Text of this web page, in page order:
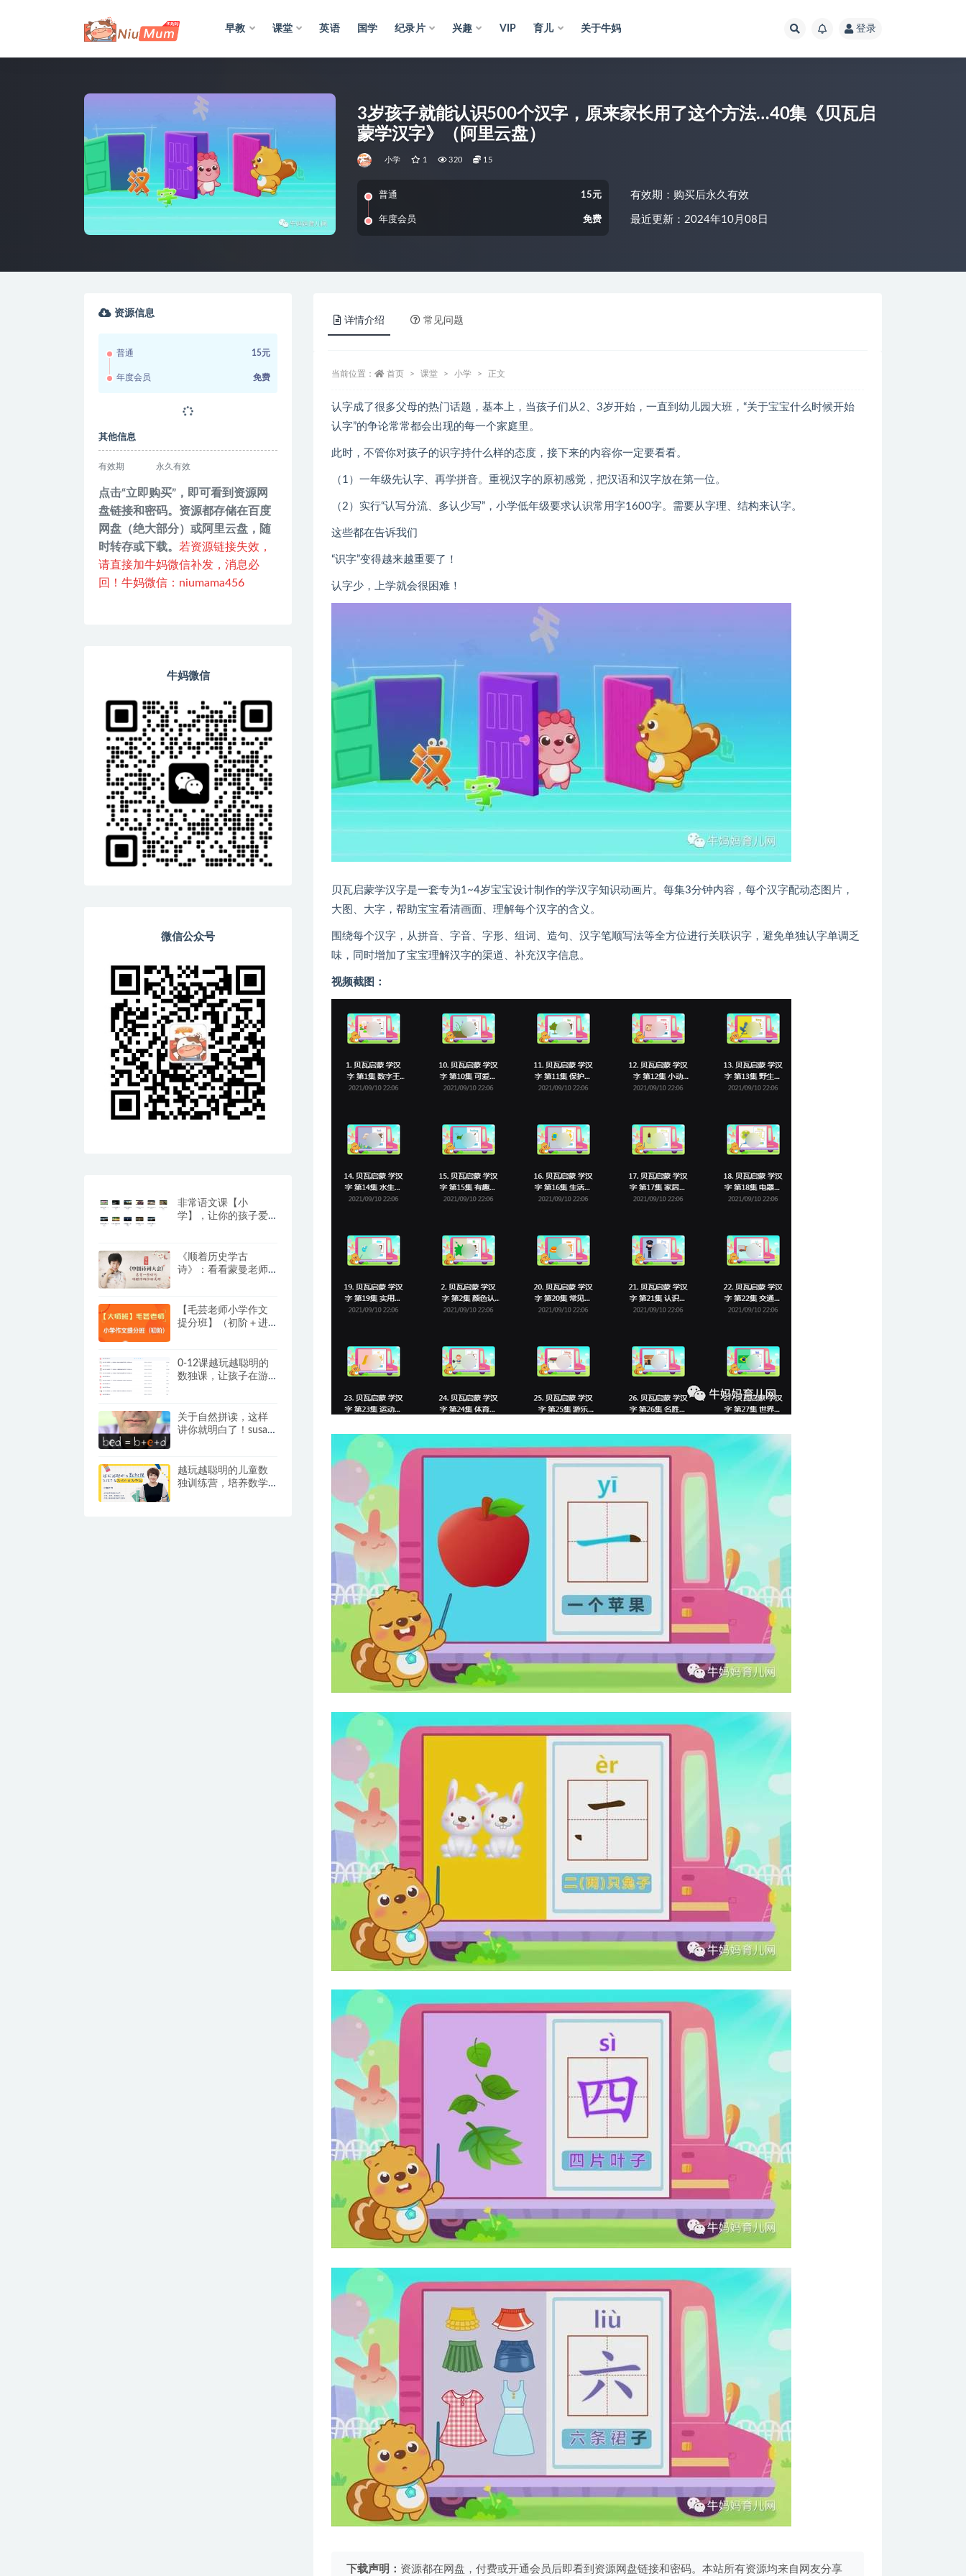
早教 课堂 英语 国学 纪录片 兴趣 VIP 育儿 关于牛妈 登录
3岁孩子就能认识500个汉字，原来家长用了这个方法…40集《贝瓦启
蒙学汉字》（阿里云盘）
小学 1 320 15
普通 15元
年度会员 免费
有效期：购买后永久有效
最近更新：2024年10月08日
详情介绍 常见问题
当前位置： 首页 课堂 小学 正文
认字成了很多父母的热门话题，基本上，当孩子们从2、3岁开始，一直到幼儿园大班，“关于宝宝什么时候开始
认字”的争论常常都会出现的每一个家庭里。
此时，不管你对孩子的识字持什么样的态度，接下来的内容你一定要看看。
（1）一年级先认字、再学拼音。重视汉字的原初感觉，把汉语和汉字放在第一位。
（2）实行“认写分流、多认少写”，小学低年级要求认识常用字1600字。需要从字理、结构来认字。
这些都在告诉我们
“识字”变得越来越重要了！
认字少，上学就会很困难！
贝瓦启蒙学汉字是一套专为1~4岁宝宝设计制作的学汉字知识动画片。每集3分钟内容，每个汉字配动态图片，
大图、大字，帮助宝宝看清画面、理解每个汉字的含义。
围绕每个汉字，从拼音、字音、字形、组词、造句、汉字笔顺写法等全方位进行关联识字，避免单独认字单调乏
味，同时增加了宝宝理解汉字的渠道、补充汉字信息。
视频截图：
下载声明： 资源都在网盘，付费或开通会员后即看到资源网盘链接和密码。本站所有资源均来自网友分享
资源信息
普通 15元
年度会员 免费
其他信息
有效期 永久有效
点击“立即购买”，即可看到资源网
盘链接和密码。资源都存储在百度
网盘（绝大部分）或阿里云盘，随
时转存或下载。 若资源链接失效，
请直接加牛妈微信补发，消息必
回！牛妈微信：niumama456
牛妈微信
微信公众号
非常语文课【小
学】，让你的孩子爱
《顺着历史学古
诗》：看看蒙曼老师
【毛芸老师小学作文
提分班】（初阶＋进
心打造
0-12课越玩越聪明的
数独课，让孩子在游
关于自然拼读，这样
讲你就明白了！susan
越玩越聪明的儿童数
独训练营，培养数学